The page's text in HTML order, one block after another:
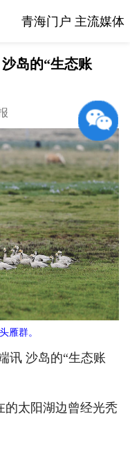
青海门户 主流媒体
沙岛的“生态账
雁群。
沙岛的“生态账
太阳湖边曾经光秃